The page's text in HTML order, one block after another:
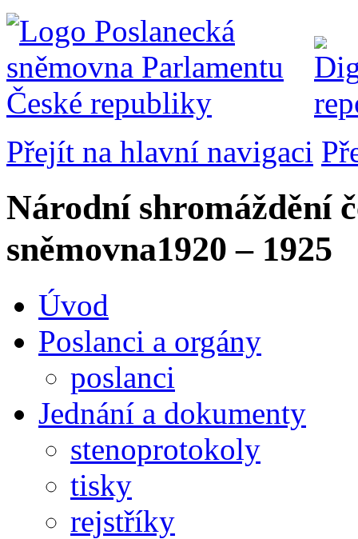
Přejít na hlavní navigaci
Národní shromáždění
sněmovna1920 – 1925
Úvod
Poslanci a orgány
poslanci
Jednání a dokumenty
stenoprotokoly
tisky
rejstříky